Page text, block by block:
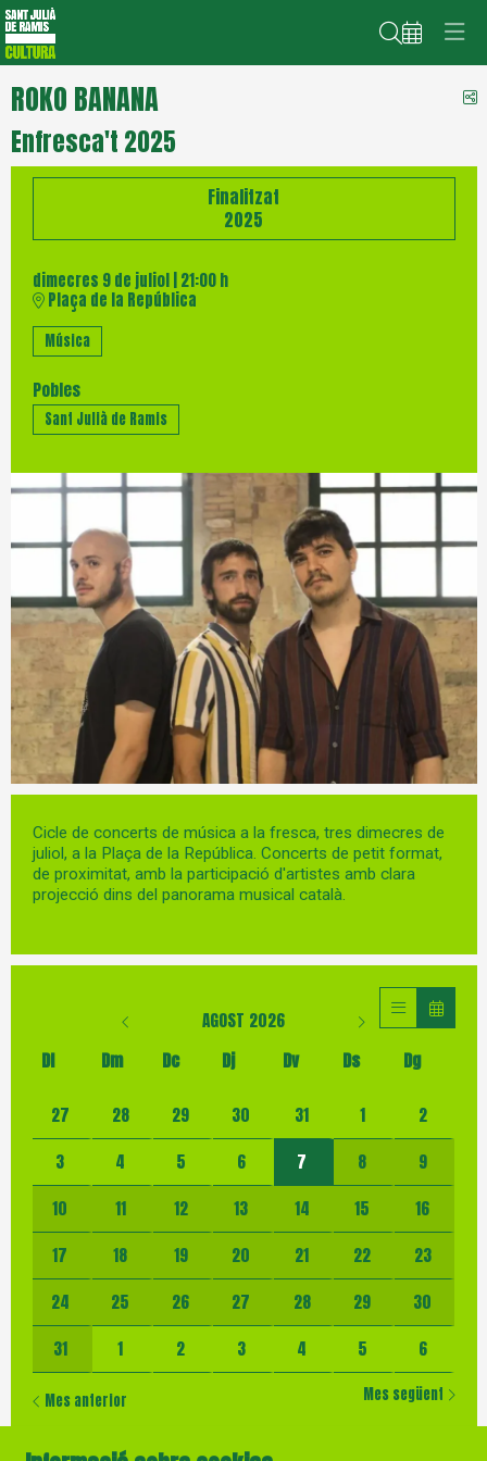
Cerca
ROKO BANANA
Enfresca't 2025
Finalitzat
2025
dimecres 9 de juliol| 21:00 h
Plaça de la República
Música
Pobles
Sant Julià de Ramis
Diapositiva 1 de 1
Cicle de concerts de música a la fresca, tres dimecres de
juliol, a la Plaça de la República. Concerts de petit format,
de proximitat, amb la participació d'artistes amb clara
projecció dins del panorama musical català.
AGOST 2026
Dl
Dm Dc Dj Dv Ds
Dg
No hi ha cap activitat aquest mes
27 28 29 30 31 1
2
3
4 5 6 7 8
9
10
11 12 13 14 15
16
17
18 19 20 21 22
23
24
25 26 27 28 29
30
31
1 2 3 4 5 6
Mes anterior Mes següent